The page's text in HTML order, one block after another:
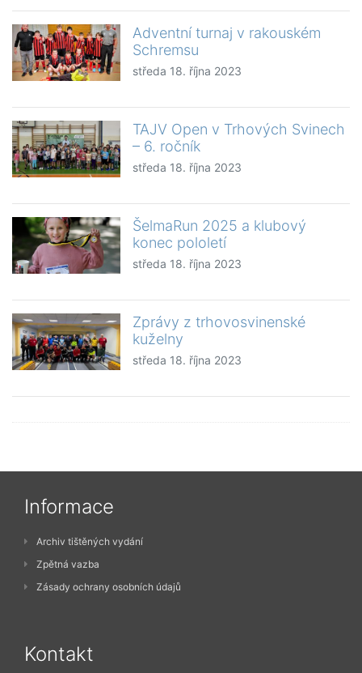
Adventní turnaj v rakouském
Schremsu
středa 18. října 2023
TAJV Open v Trhových Svinech
– 6. ročník
středa 18. října 2023
ŠelmaRun 2025 a klubový
konec pololetí
středa 18. října 2023
Zprávy z trhovosvinenské
kuželny
středa 18. října 2023
Informace
Archiv tištěných vydání
Zpětná vazba
Zásady ochrany osobních údajů
Kontakt